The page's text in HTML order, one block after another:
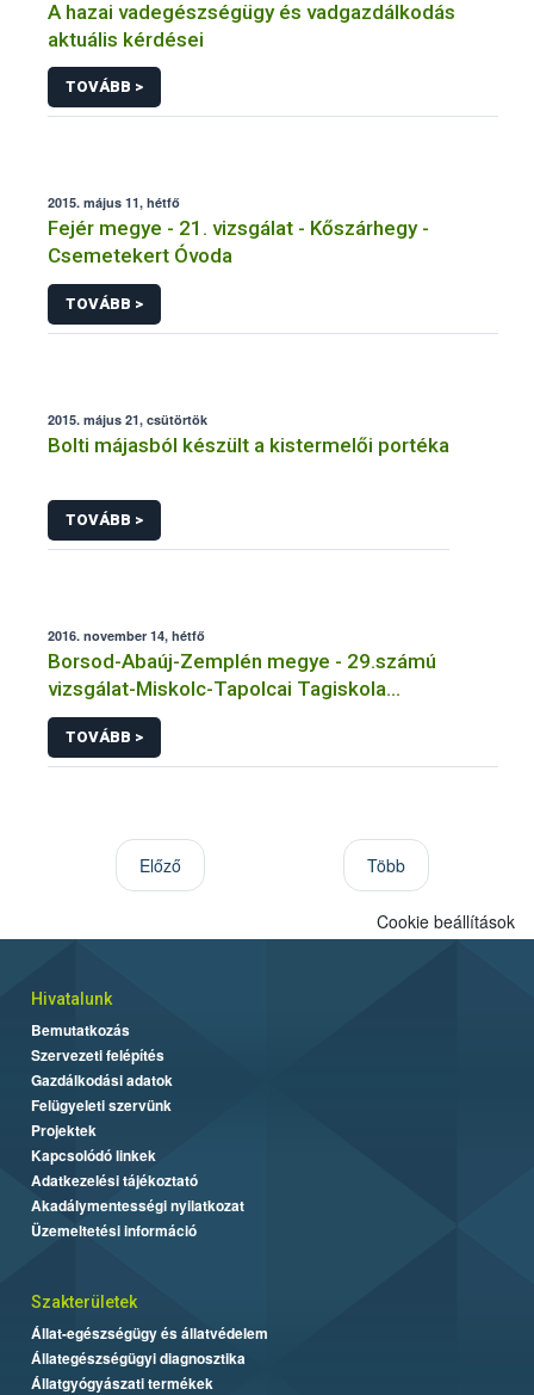
A hazai vadegészségügy és vadgazdálkodás
aktuális kérdései
TOVÁBB >
2015. május 11, hétfő
Fejér megye - 21. vizsgálat - Kőszárhegy -
Csemetekert Óvoda
TOVÁBB >
2015. május 21, csütörtök
Bolti májasból készült a kistermelői portéka
TOVÁBB >
2016. november 14, hétfő
Borsod-Abaúj-Zemplén megye - 29.számú
vizsgálat-Miskolc-Tapolcai Tagiskola
Tálalókonyha
TOVÁBB >
Előző Több
Cookie beállítások
Hivatalunk
Bemutatkozás
Szervezeti felépítés
Gazdálkodási adatok
Felügyeleti szervünk
Projektek
Kapcsolódó linkek
Adatkezelési tájékoztató
Akadálymentességi nyilatkozat
Üzemeltetési információ
Szakterületek
Állat-egészségügy és állatvédelem
Állategészségügyi diagnosztika
Állatgyógyászati termékek